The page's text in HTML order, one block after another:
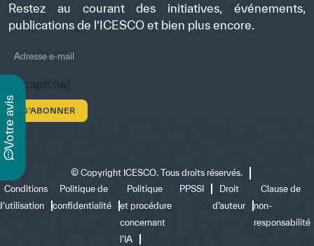
v
o
t
r
e
a
v
i
s
Restez au courant des initiatives, événements,
publications de l’ICESCO et bien plus encore.
[recaptcha]
© Copyright ICESCO. Tous droits réservés.
Conditions
Politique de
confidentialité
Politique
et procédure
concernant
l’IA
PPSSI
Droit
d’auteur
Clause de
non-
responsabilité